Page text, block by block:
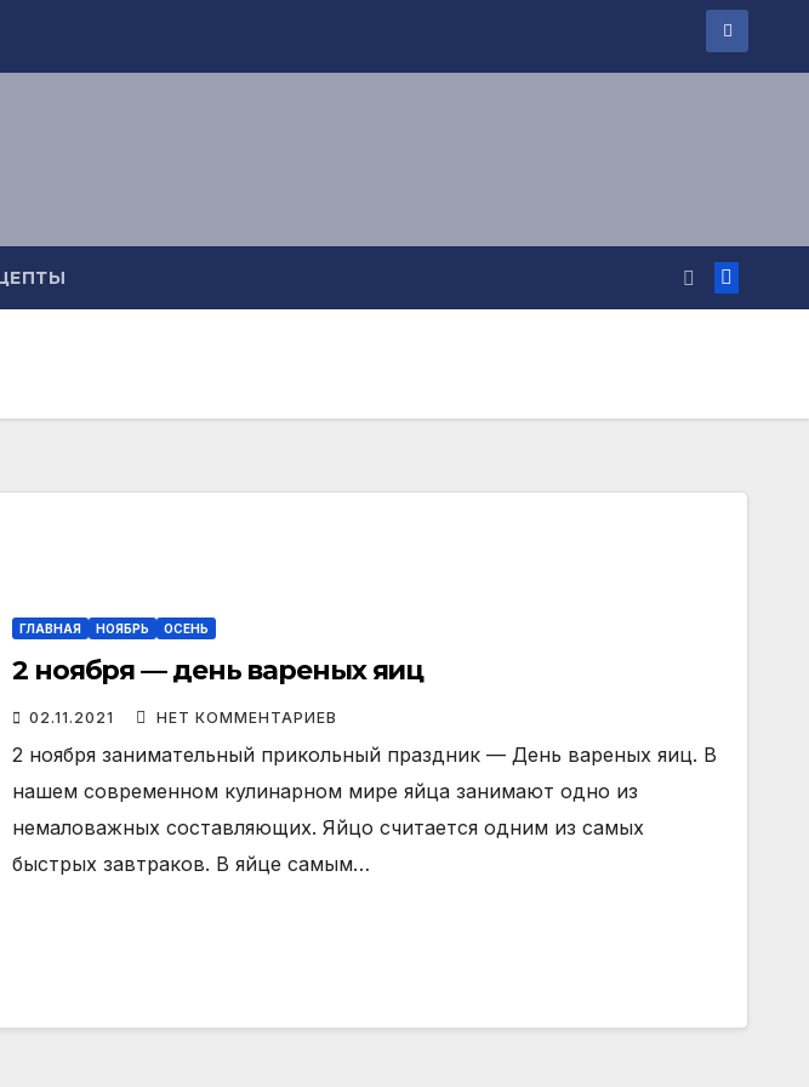
ГЛАВНАЯ НОЯБРЬ ОСЕНЬ
2 ноября — день вареных яиц
02.11.2021 НЕТ КОММЕНТАРИЕВ
2 ноября занимательный прикольный праздник — День вареных яиц. В
нашем современном кулинарном мире яйца занимают одно из
немаловажных составляющих. Яйцо считается одним из самых
быстрых завтраков. В яйце самым…